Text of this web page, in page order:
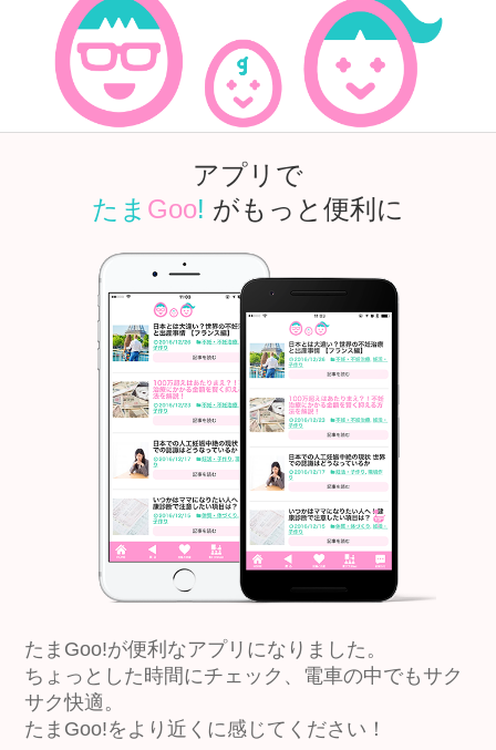
アプリで
たま Goo! がもっと便利に
たまGoo!が便利なアプリになりました。
ちょっとした時間にチェック、電車の中でもサク
サク快適。
たまGoo!をより近くに感じてください！